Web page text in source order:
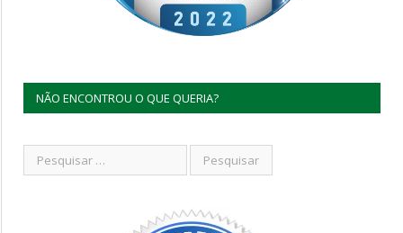
NÃO ENCONTROU O QUE QUERIA?